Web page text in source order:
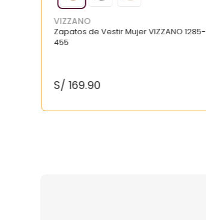
VIZZANO
Zapatos de Vestir Mujer VIZZANO 1285-
455
S/ 169.90